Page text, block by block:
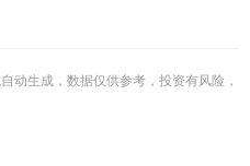
动生成，数据仅供参考，投资有风险，